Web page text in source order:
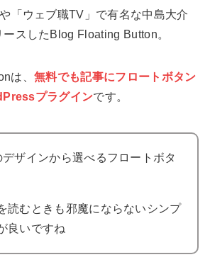
「ウェブ職TV」で有名な中島大介
スしたBlog Floating Button。
は、無料でも記事にフロートボタン
プラグインです。
ザインから選べるフロートボタ
読むときも邪魔にならないシンプ
良いですね